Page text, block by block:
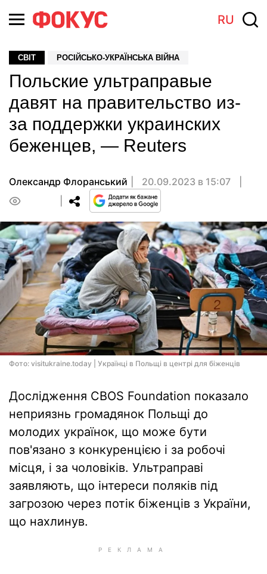
RU
СВІТ РОСІЙСЬКО-УКРАЇНСЬКА ВІЙНА
Польские ультраправые
давят на правительство из-
за поддержки украинских
беженцев, — Reuters
Олександр Флоранський
20.09.2023 в 15:07
Фото: visitukraine.today | Українці в Польщі в центрі для біженців
Дослідження CBOS Foundation показало
неприязнь громадянок Польщі до
молодих українок, що може бути
пов'язано з конкуренцією і за робочі
місця, і за чоловіків. Ультраправі
заявляють, що інтереси поляків під
загрозою через потік біженців з України,
що нахлинув.